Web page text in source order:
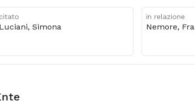
citato
Luciani, Simona
in relazione
Nemore,
Ente